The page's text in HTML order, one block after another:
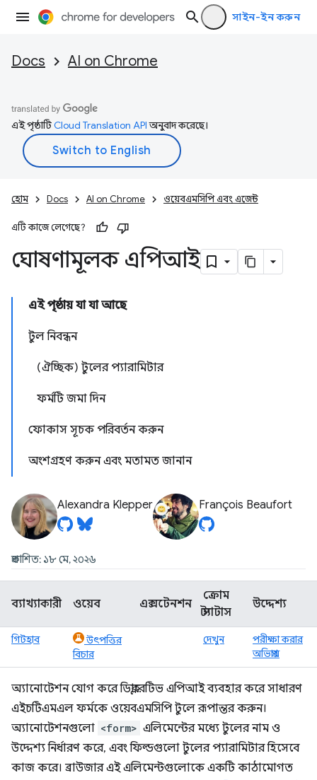
সাইন-ইন করুন
Docs AI on Chrome
এই পৃষ্ঠাটিCloud Translation APIঅনুবাদ করেছে।
হোম Docs AI on Chrome ওয়েবএমসিপি এবং এজেন্ট
এটি কাজে লেগেছে?
ঘোষণামূলক এপিআই
এই পৃষ্ঠায় যা যা আছে
টুল নিবন্ধন
(ঐচ্ছিক) টুলের প্যারামিটার
ফর্মটি জমা দিন
ফোকাস সূচক পরিবর্তন করুন
অংশগ্রহণ করুন এবং মতামত জানান
Alexandra Klepper François Beaufort
প্রকাশিত: ১৮ মে, ২০২৬
ব্যাখ্যাকারী ওয়েব এক্সটেনশন
ক্রোম
স্ট্যাটাস
উদ্দেশ্য
গিটহাব
উৎপত্তির
বিচার
দেখুন
পরীক্ষা করার
অভিপ্রায়
অ্যানোটেশন যোগ করে ডিক্লারেটিভ এপিআই ব্যবহার করে সাধারণ
এইচটিএমএল ফর্মকে ওয়েবএমসিপি টুলে রূপান্তর করুন।
অ্যানোটেশনগুলো <form> এলিমেন্টের মধ্যে টুলের নাম ও
উদ্দেশ্য নির্ধারণ করে, এবং ফিল্ডগুলো টুলের প্যারামিটার হিসেবে
কাজ করে। ব্রাউজার এই এলিমেন্টগুলোকে একটি কাঠামোগত